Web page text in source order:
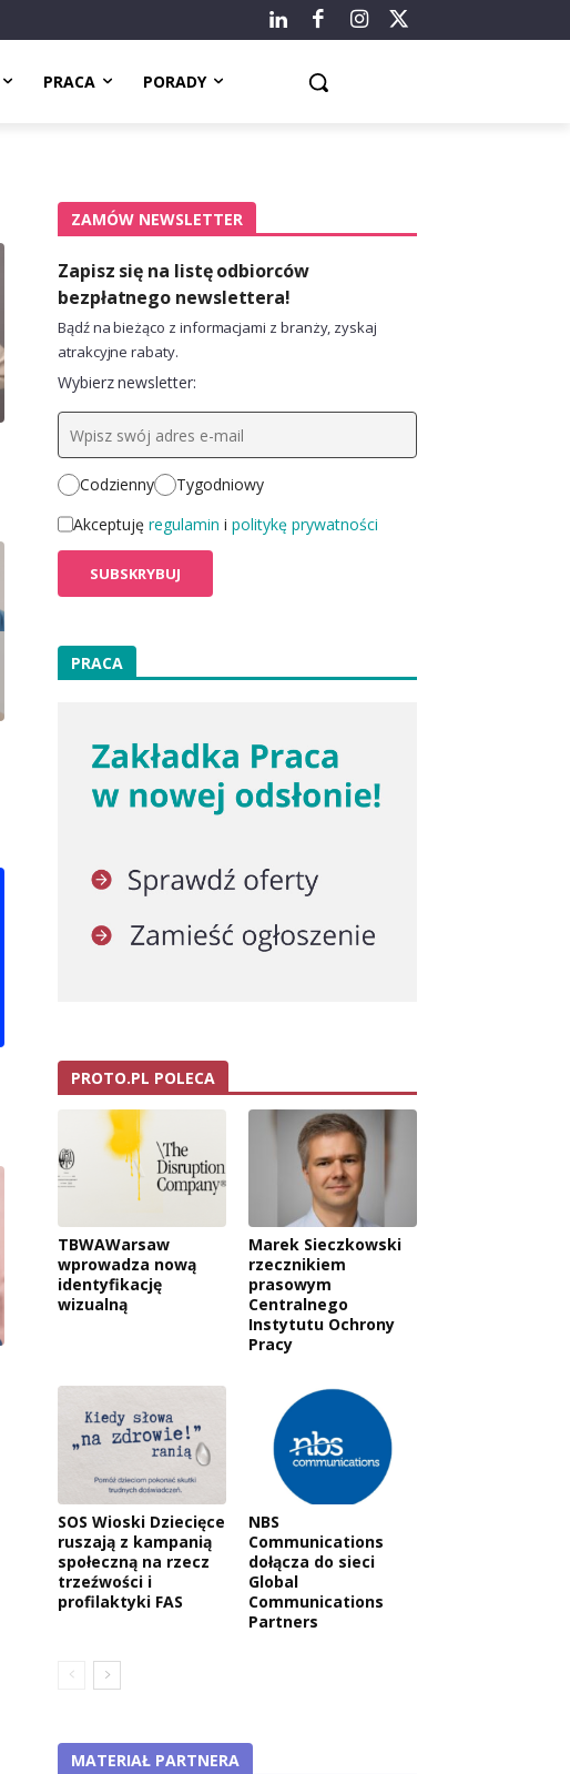
PRACA PORADY
ZAMÓW NEWSLETTER
Zapisz się na listę odbiorców
bezpłatnego newslettera!
Bądź na bieżąco z informacjami z branży, zyskaj
atrakcyjne rabaty.
Wybierz newsletter:
Codzienny
Tygodniowy
Akceptuję regulamin i politykę prywatności
PRACA
PROTO.PL POLECA
TBWAWarsaw
wprowadza nową
identyfikację
wizualną
Marek Sieczkowski
rzecznikiem
prasowym
Centralnego
Instytutu Ochrony
Pracy
SOS Wioski Dziecięce
ruszają z kampanią
społeczną na rzecz
trzeźwości i
profilaktyki FAS
NBS
Communications
dołącza do sieci
Global
Communications
Partners
MATERIAŁ PARTNERA